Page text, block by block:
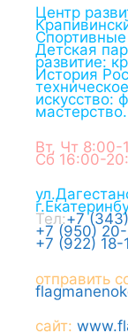
Центр
Детская
развитие:
История
искусство:
мастерство.
Вт, Чт 8:00-
Сб 16:00-
г.
Тел:+7
+7 (950)
+7 (922) 18-
отправить
сайт: